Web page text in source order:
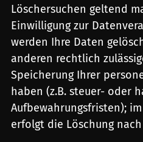
Löschersuchen geltend
Einwilligung zur
werden Ihre Daten
anderen rechtlich
Speicherung Ihrer
haben (z.B. steuer- oder
Aufbewahrungsfristen);
erfolgt die Löschung